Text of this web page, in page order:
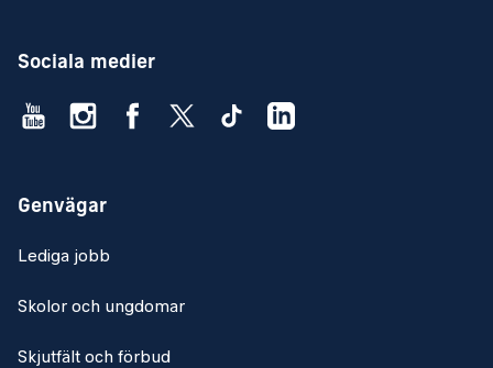
Sociala medier
Genvägar
Lediga jobb
Skolor och ungdomar
Skjutfält och förbud